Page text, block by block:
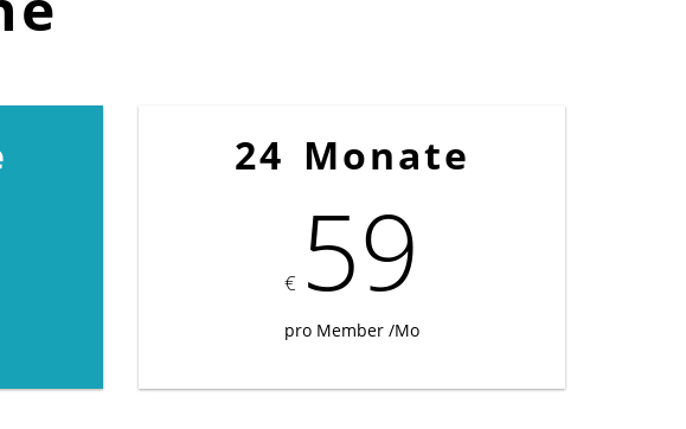
24 Monate
€ 59
pro Member /Mo